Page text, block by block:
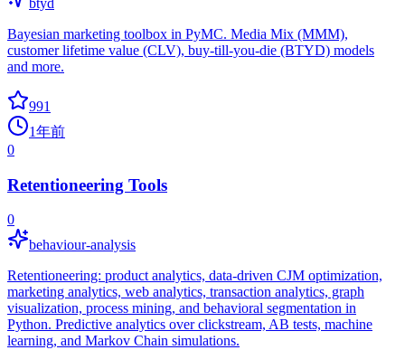
Bayesian marketing toolbox in PyMC. Media Mix (MMM),
customer lifetime value (CLV), buy-till-you-die (BTYD) models
and more.
991
1年前
0
Retentioneering Tools
0
behaviour-analysis
Retentioneering: product analytics, data-driven CJM optimization,
marketing analytics, web analytics, transaction analytics, graph
visualization, process mining, and behavioral segmentation in
Python. Predictive analytics over clickstream, AB tests, machine
learning, and Markov Chain simulations.